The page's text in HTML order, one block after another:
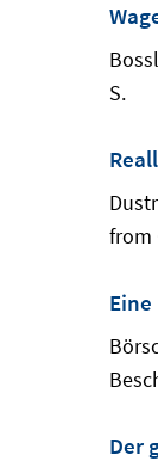
S.
from
Der